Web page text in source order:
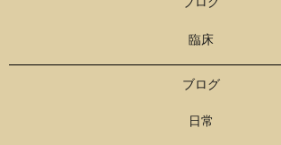
臨床
ブログ
日常